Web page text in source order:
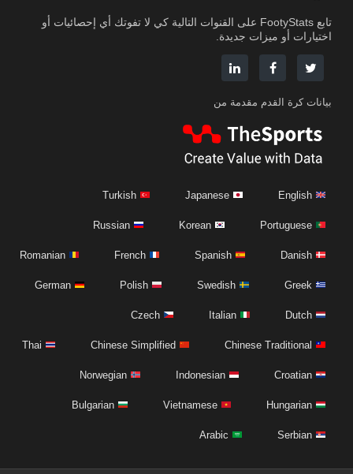
تابع FootyStats على القنوات التالية كي لا تفوتك أي إحصائيات أو
اختيارات أو ميزات جديدة.
بيانات كرة القدم مقدمة من
English
Japanese
Turkish
Portuguese
Korean
Russian
Danish
Spanish
French
Romanian
Greek
Swedish
Polish
German
Dutch
Italian
Czech
Chinese Traditional
Chinese Simplified
Thai
Croatian
Indonesian
Norwegian
Hungarian
Vietnamese
Bulgarian
Serbian
Arabic